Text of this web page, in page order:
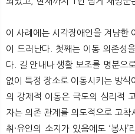
이 사례에는 시각장애인을 겨냥한
이 드러난다. 첫째는 이동 의존성
다. 길 안내나 생활 보조를 명분으
없이 특정 장소로 이동시키는 방식
의 강제적 이동은 극도의 심리적
자는 의존 관계를 의도적으로 고
취·유인의 소지가 있음에도 ‘봉사